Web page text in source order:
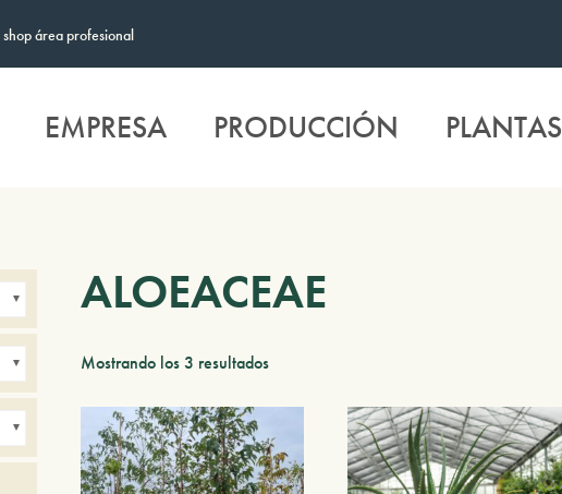
shop área profesional
EMPRESA PRODUCCIÓN PLANTAS
ALOEACEAE
Mostrando los 3 resultados